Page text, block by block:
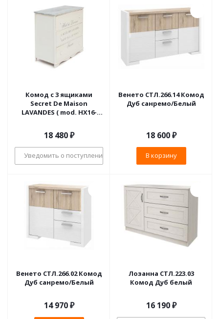
Комод с 3 ящиками
Secret De Maison
LAVANDES ( mod. HX16-
90x45x86см, butter white
(слоновая кость)
18 480₽
Уведомить о поступлении
Венето СТЛ.266.14 Комод
Дуб санремо/Белый
18 600₽
В корзину
Венето СТЛ.266.02 Комод
Дуб санремо/Белый
14 970₽
Лозанна СТЛ.223.03
Комод Дуб белый
16 190₽